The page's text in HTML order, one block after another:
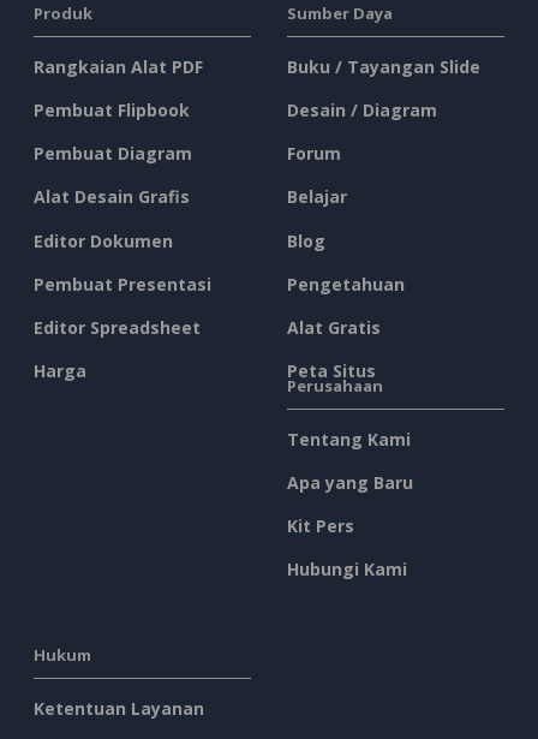
Produk
Rangkaian Alat PDF
Pembuat Flipbook
Pembuat Diagram
Alat Desain Grafis
Editor Dokumen
Pembuat Presentasi
Editor Spreadsheet
Harga
Sumber Daya
Buku / Tayangan Slide
Desain / Diagram
Forum
Belajar
Blog
Pengetahuan
Alat Gratis
Peta Situs
Perusahaan
Tentang Kami
Apa yang Baru
Kit Pers
Hubungi Kami
Hukum
Ketentuan Layanan